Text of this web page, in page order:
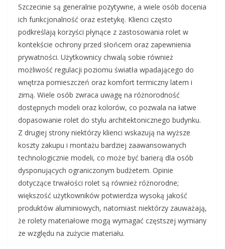
Szczecinie są generalnie pozytywne, a wiele osób docenia
ich funkcjonalność oraz estetykę. Klienci często
podkreślają korzyści płynące z zastosowania rolet w
kontekście ochrony przed słońcem oraz zapewnienia
prywatności. Użytkownicy chwalą sobie również
możliwość regulacji poziomu światła wpadającego do
wnętrza pomieszczeń oraz komfort termiczny latem i
zimą. Wiele osób zwraca uwagę na różnorodność
dostępnych modeli oraz kolorów, co pozwala na łatwe
dopasowanie rolet do stylu architektonicznego budynku.
Z drugiej strony niektórzy klienci wskazują na wyższe
koszty zakupu i montażu bardziej zaawansowanych
technologicznie modeli, co może być barierą dla osób
dysponujących ograniczonym budżetem. Opinie
dotyczące trwałości rolet są również różnorodne;
większość użytkowników potwierdza wysoką jakość
produktów aluminiowych, natomiast niektórzy zauważają,
że rolety materiałowe mogą wymagać częstszej wymiany
ze względu na zużycie materiału.